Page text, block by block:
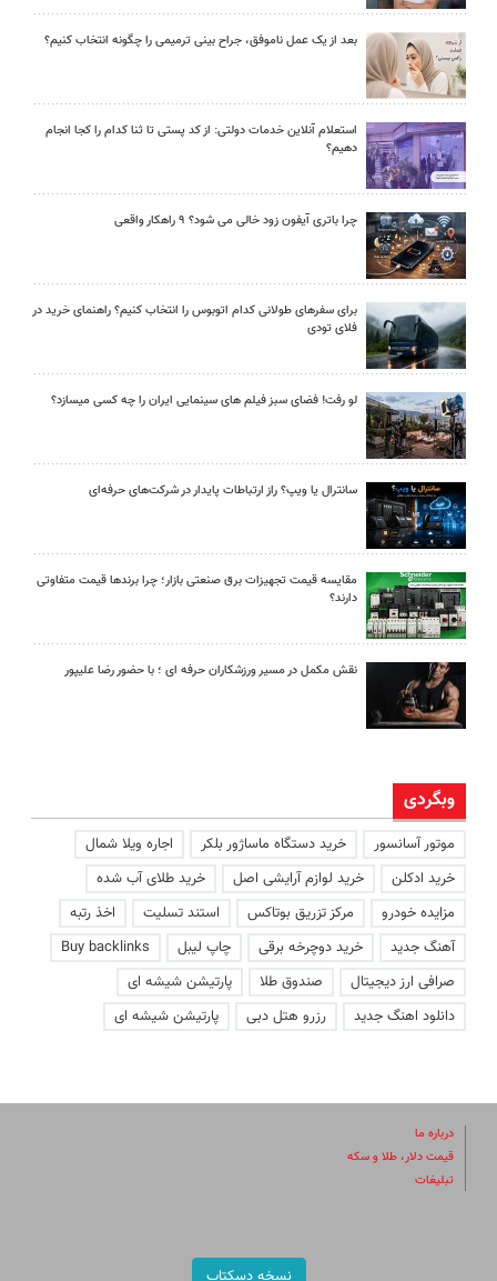
بعد از یک عمل ناموفق، جراح بینی ترمیمی را چگونه انتخاب کنیم؟
استعلام آنلاین خدمات دولتی: از کد پستی تا ثنا کدام را کجا انجام
دهیم؟
چرا باتری آیفون زود خالی می شود؟ ۹ راهکار واقعی
برای سفرهای طولانی کدام اتوبوس را انتخاب کنیم؟ راهنمای خرید در
فلای تودی
لو رفت! فضای سبز فیلم های سینمایی ایران را چه کسی میسازد؟
سانترال یا ویپ؟ راز ارتباطات پایدار در شرکت‌های حرفه‌ای
مقایسه قیمت تجهیزات برق صنعتی بازار؛ چرا برندها قیمت متفاوتی
دارند؟
نقش مکمل در مسیر ورزشکاران حرفه ای ؛ با حضور رضا علیپور
وبگردی
موتور آسانسور خرید دستگاه ماساژور بلکر
اجاره ویلا شمال
خرید ادکلن
خرید لوازم آرایشی اصل
خرید طلای آب شده
مزایده خودرو
مرکز تزریق بوتاکس استند تسلیت
اخذ رتبه
آهنگ جدید
خرید دوچرخه برقی چاپ لیبل
Buy backlinks
صرافی ارز دیجیتال
صندوق طلا
پارتیشن شیشه ای
دانلود اهنگ جدید
رزرو هتل دبی پارتیشن شیشه ای
درباره ما
قیمت دلار، طلا و سکه
تبلیغات